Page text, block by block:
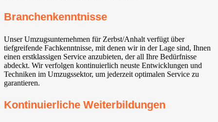
Branchenkenntnisse
Unser Umzugsunternehmen für Zerbst/Anhalt verfügt über
tiefgreifende Fachkenntnisse, mit denen wir in der Lage sind, Ihnen
einen erstklassigen Service anzubieten, der all Ihre Bedürfnisse
abdeckt. Wir verfolgen kontinuierlich neuste Entwicklungen und
Techniken im Umzugssektor, um jederzeit optimalen Service zu
garantieren.
Kontinuierliche Weiterbildungen